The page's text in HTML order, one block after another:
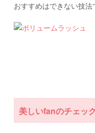
おすすめはできない技法
美しいfanのチェッ